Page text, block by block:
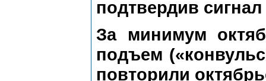
подтвердив
За минимум
подъем
повторили